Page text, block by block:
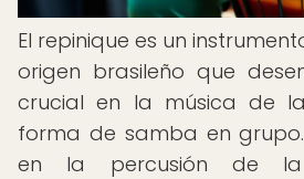
El repinique es un
origen brasileño que
crucial en la música de
forma de samba en
en la percusión de